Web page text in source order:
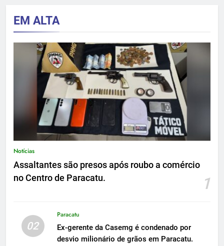
EM ALTA
Notícias
Assaltantes são presos após roubo a comércio
no Centro de Paracatu.
1
02
Paracatu
Ex-gerente da Casemg é condenado por
desvio milionário de grãos em Paracatu.